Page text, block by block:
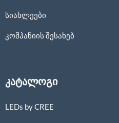
სიახლეები
კომპანიის შესახებ
კატალოგი
LEDs by CREE